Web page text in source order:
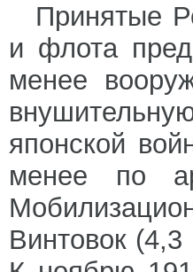
Принятые
и флота
менее
японской
менее по
Винтовок